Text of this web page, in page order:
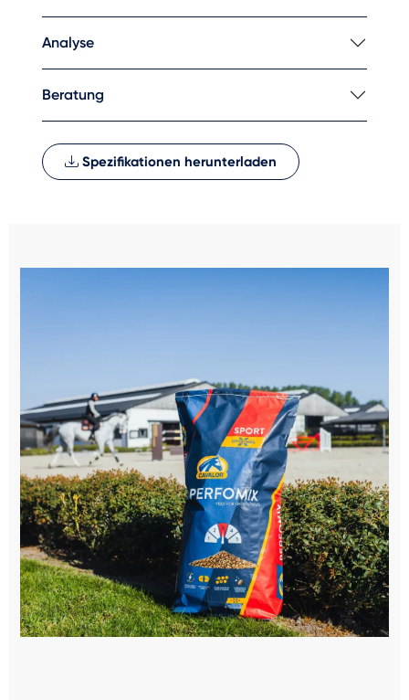
Analyse
Beratung
Spezifikationen herunterladen